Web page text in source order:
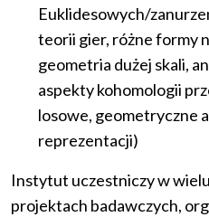
Euklidesowych/
teorii gier, różne formy
geometria dużej skali,
aspekty kohomologii
losowe, geometryczne
reprezentacji)
Instytut uczestniczy w
projektach badawczych,